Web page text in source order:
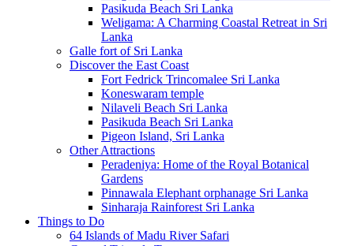
Pasikuda Beach Sri Lanka
Weligama: A Charming Coastal Retreat in Sri
Lanka
Galle fort of Sri Lanka
Discover the East Coast
Fort Fedrick Trincomalee Sri Lanka
Koneswaram temple
Nilaveli Beach Sri Lanka
Pasikuda Beach Sri Lanka
Pigeon Island, Sri Lanka
Other Attractions
Peradeniya: Home of the Royal Botanical
Gardens
Pinnawala Elephant orphanage Sri Lanka
Sinharaja Rainforest Sri Lanka
Things to Do
64 Islands of Madu River Safari